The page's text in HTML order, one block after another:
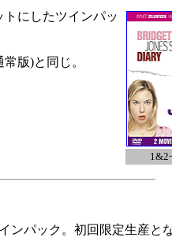
1&2
にしたツインパッ
版)と同じ。
ンパック。初回限定生産と